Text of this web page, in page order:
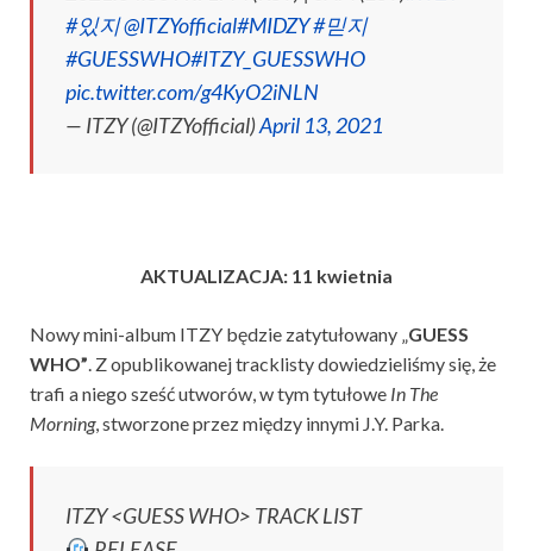
#있지@ITZYofficial#MIDZY#믿지
#GUESSWHO#ITZY_GUESSWHO
pic.twitter.com/g4KyO2iNLN
— ITZY (@ITZYofficial)April 13, 2021
AKTUALIZACJA: 11 kwietnia
Nowy mini-album ITZY będzie zatytułowany „GUESS
WHO”. Z opublikowanej tracklisty dowiedzieliśmy się, że
trafi a niego sześć utworów, w tym tytułowe In The
Morning, stworzone przez między innymi J.Y. Parka.
ITZY <GUESS WHO> TRACK LIST